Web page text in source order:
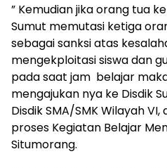
” Kemudian jika orang tua
Sumut memutasi ketiga
sebagai sanksi atas
mengekploitasi siswa dan
pada saat jam belajar
mengajukan nya ke Disdik
Disdik SMA/SMK Wilayah
proses Kegiatan Belajar
Situmorang.